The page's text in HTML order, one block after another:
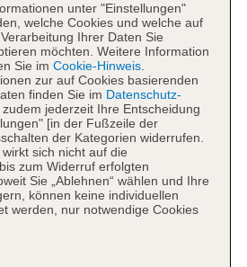
Unterkunft
Zimmer und verfügt über
Personal an der
unter "Einstellungen"
welche Cookies und welche auf
Ihrer Daten Sie
möchten. Weitere Information
Sie im Cookie-Hinweis.
zur auf Cookies basierenden
finden Sie im Datenschutz-
jederzeit Ihre Entscheidung
[in der Fußzeile der
der Kategorien widerrufen.
sich nicht auf die
zum Widerruf erfolgten
Sie „Ablehnen“ wählen und Ihre
können keine individuellen
werden, nur notwendige Cookies